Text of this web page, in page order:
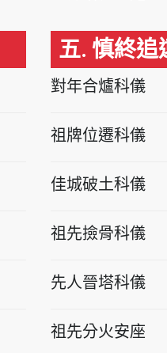
五. 慎終追
對年合爐科儀
祖牌位遷科儀
佳城破土科儀
祖先撿骨科儀
先人晉塔科儀
祖先分火安座